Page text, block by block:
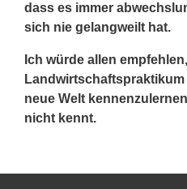
dass es immer
sich nie gelangweilt hat.
Ich würde allen
neue Welt
nicht kennt.